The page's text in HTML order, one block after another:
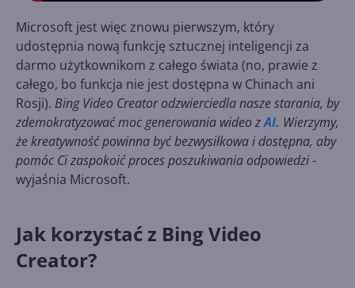
Microsoft jest więc znowu pierwszym, który
udostępnia nową funkcję sztucznej inteligencji za
darmo użytkownikom z całego świata (no, prawie z
całego, bo funkcja nie jest dostępna w Chinach ani
Rosji). Bing Video Creator odzwierciedla nasze starania, by
zdemokratyzować moc generowania wideo zAI. Wierzymy,
że kreatywność powinna być bezwysiłkowa i dostępna, aby
pomóc Ci zaspokoić proces poszukiwania odpowiedzi-
wyjaśnia Microsoft.
Jak korzystać z Bing Video
Creator?